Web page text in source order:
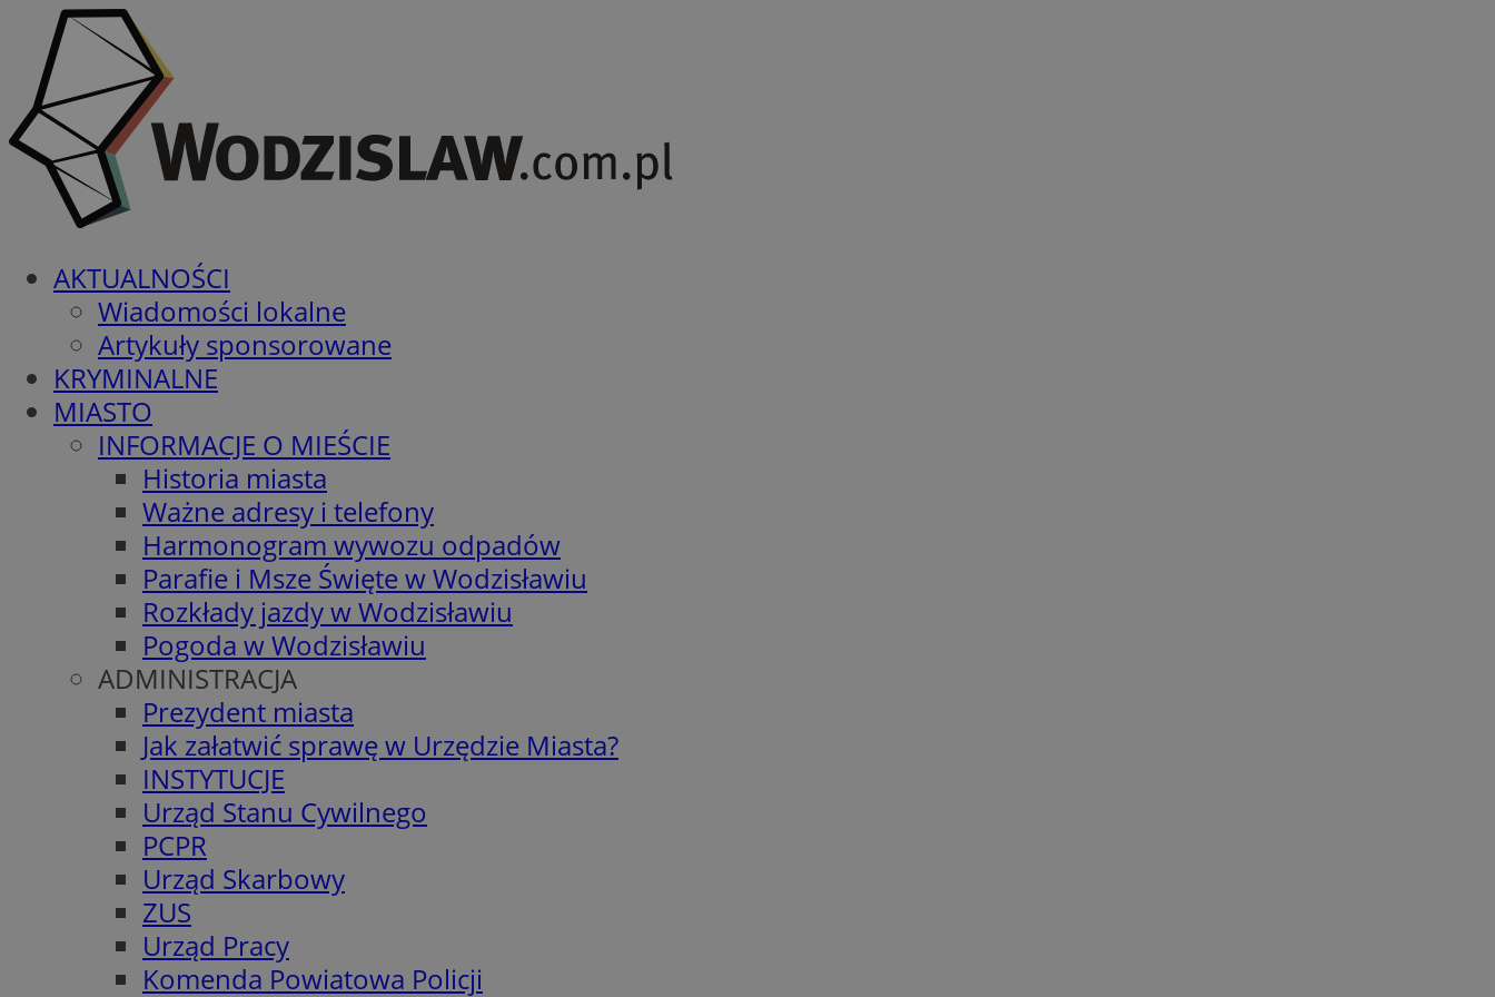
AKTUALNOŚCI
Wiadomości lokalne
Artykuły sponsorowane
KRYMINALNE
MIASTO
INFORMACJE O MIEŚCIE
Historia miasta
Ważne adresy i telefony
Harmonogram wywozu odpadów
Parafie i Msze Święte w Wodzisławiu
Rozkłady jazdy w Wodzisławiu
Pogoda w Wodzisławiu
ADMINISTRACJA
Prezydent miasta
Jak załatwić sprawę w Urzędzie Miasta?
INSTYTUCJE
Urząd Stanu Cywilnego
PCPR
Urząd Skarbowy
ZUS
Urząd Pracy
Komenda Powiatowa Policji